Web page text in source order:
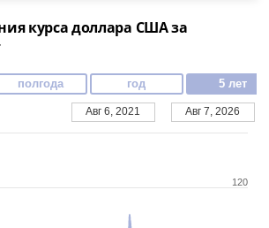
курса доллара США за
120
полгода год 5 лет
Авг 6, 2021 Авг 7, 2026